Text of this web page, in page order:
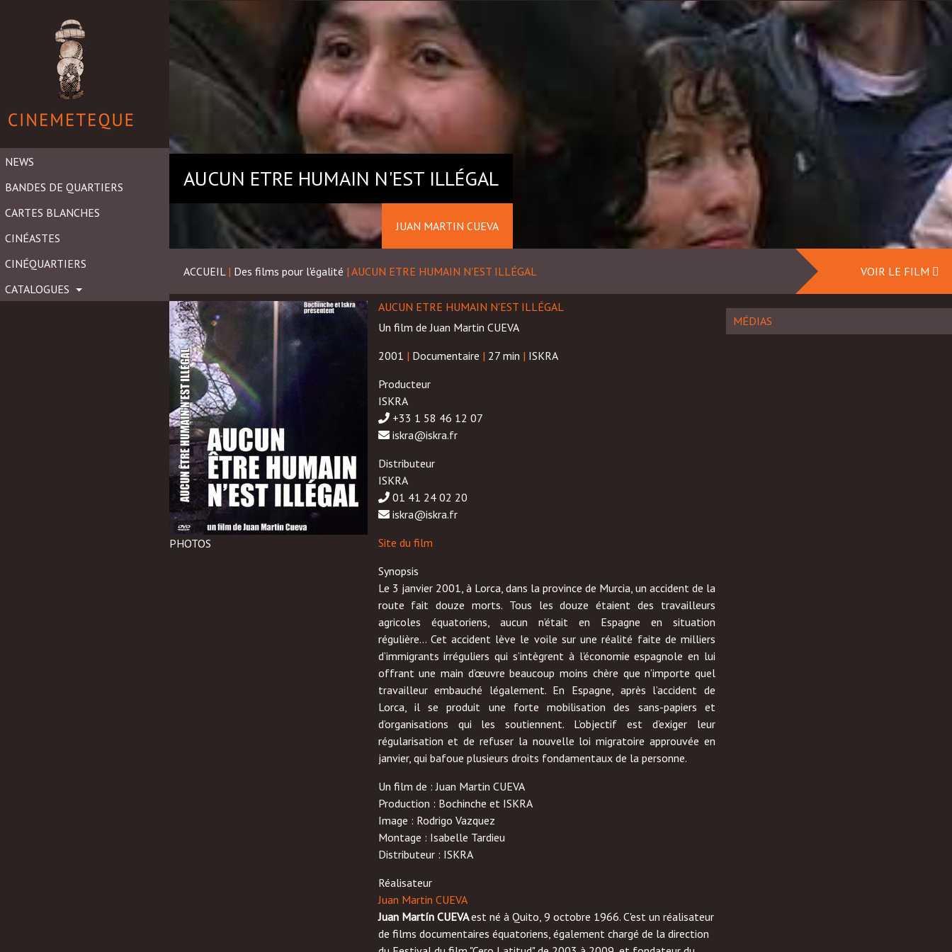
NEWS
BANDES DE QUARTIERS
CARTES BLANCHES
CINÉASTES
CINÉQUARTIERS
CATALOGUES
AUCUN ETRE HUMAIN N'EST ILLÉGAL
JUAN MARTIN CUEVA
ACCUEIL | Des films pour l'égalité | AUCUN ETRE HUMAIN N'EST ILLÉGAL VOIR LE FILM
PHOTOS
AUCUN ETRE HUMAIN N'EST ILLÉGAL
Un film de Juan Martin CUEVA
2001 | Documentaire | 27 min | ISKRA
Producteur
ISKRA
+33 1 58 46 12 07
iskra@iskra.fr
Distributeur
ISKRA
01 41 24 02 20
iskra@iskra.fr
Site du film
Synopsis
Le 3 janvier 2001, à Lorca, dans la province de Murcia, un accident de la
route fait douze morts. Tous les douze étaient des travailleurs
agricoles équatoriens, aucun n’était en Espagne en situation
régulière… Cet accident lève le voile sur une réalité faite de milliers
d’immigrants irréguliers qui s’intègrent à l’économie espagnole en lui
offrant une main d’œuvre beaucoup moins chère que n’importe quel
travailleur embauché légalement. En Espagne, après l’accident de
Lorca, il se produit une forte mobilisation des sans-papiers et
d’organisations qui les soutiennent. L’objectif est d’exiger leur
régularisation et de refuser la nouvelle loi migratoire approuvée en
janvier, qui bafoue plusieurs droits fondamentaux de la personne.
Un film de : Juan Martin CUEVA
Production : Bochinche et ISKRA
Image : Rodrigo Vazquez
Montage : Isabelle Tardieu
Distributeur : ISKRA
Réalisateur
Juan Martin CUEVA
Juan Martín CUEVAest né à Quito, 9 octobre 1966. C'est un réalisateur
de films documentaires équatoriens, également chargé de la direction
MÉDIAS